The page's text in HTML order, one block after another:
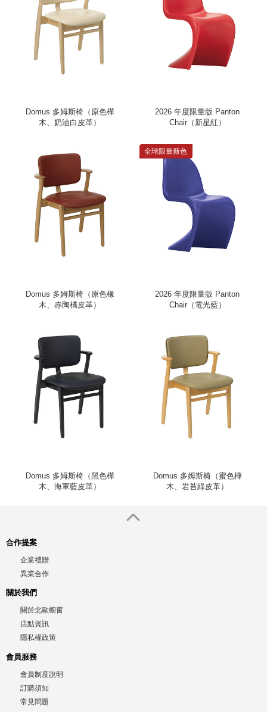
Domus 多姆斯椅（原色樺
木、奶油白皮革）
2026 年度限量版 Panton
Chair（新星紅）
Domus 多姆斯椅（原色橡
木、赤陶橘皮革）
全球限量新色
2026 年度限量版 Panton
Chair（電光藍）
Domus 多姆斯椅（黑色樺
木、海軍藍皮革）
Domus 多姆斯椅（蜜色樺
木、岩苔綠皮革）
合作提案
企業禮贈
異業合作
關於我們
關於北歐櫥窗
店點資訊
隱私權政策
會員服務
會員制度說明
訂購須知
常見問題